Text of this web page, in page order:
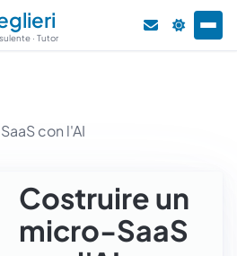
· Tutor
con l'AI
Costruire un
micro-SaaS